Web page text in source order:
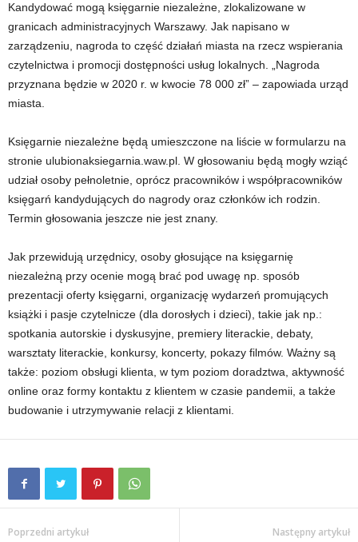
Kandydować mogą księgarnie niezależne, zlokalizowane w
granicach administracyjnych Warszawy. Jak napisano w
zarządzeniu, nagroda to część działań miasta na rzecz wspierania
czytelnictwa i promocji dostępności usług lokalnych. „Nagroda
przyznana będzie w 2020 r. w kwocie 78 000 zł” – zapowiada urząd
miasta.
Księgarnie niezależne będą umieszczone na liście w formularzu na
stronie ulubionaksiegarnia.waw.pl. W głosowaniu będą mogły wziąć
udział osoby pełnoletnie, oprócz pracowników i współpracowników
księgarń kandydujących do nagrody oraz członków ich rodzin.
Termin głosowania jeszcze nie jest znany.
Jak przewidują urzędnicy, osoby głosujące na księgarnię
niezależną przy ocenie mogą brać pod uwagę np. sposób
prezentacji oferty księgarni, organizację wydarzeń promujących
książki i pasje czytelnicze (dla dorosłych i dzieci), takie jak np.:
spotkania autorskie i dyskusyjne, premiery literackie, debaty,
warsztaty literackie, konkursy, koncerty, pokazy filmów. Ważny są
także: poziom obsługi klienta, w tym poziom doradztwa, aktywność
online oraz formy kontaktu z klientem w czasie pandemii, a także
budowanie i utrzymywanie relacji z klientami.
Poprzedni artykuł Następny artykuł